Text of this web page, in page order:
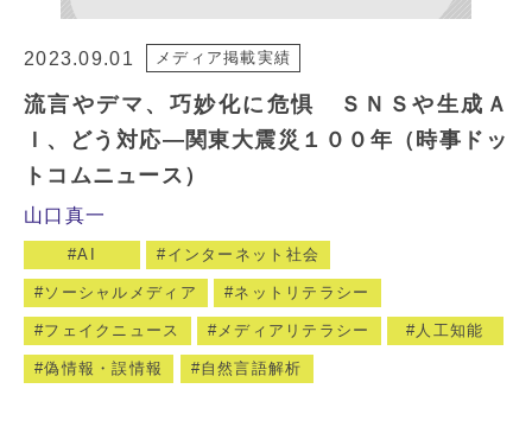
2023.09.01 メディア掲載実績
流言やデマ、巧妙化に危惧 ＳＮＳや生成Ａ
Ｉ、どう対応―関東大震災１００年（時事ドッ
トコムニュース）
山口真一
AI インターネット社会
ソーシャルメディア ネットリテラシー
フェイクニュース メディアリテラシー 人工知能
偽情報・誤情報 自然言語解析